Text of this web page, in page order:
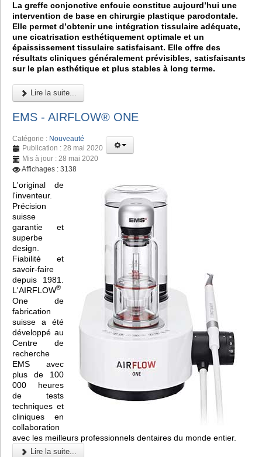
La greffe conjonctive enfouie constitue aujourd’hui une
intervention de base en chirurgie plastique parodontale.
Elle permet d’obtenir une intégration tissulaire adéquate,
une cicatrisation esthétiquement optimale et un
épaississement tissulaire satisfaisant. Elle offre des
résultats cliniques généralement prévisibles, satisfaisants
sur le plan esthétique et plus stables à long terme.
Lire la suite...
EMS - AIRFLOW® ONE
Catégorie : Nouveauté
Publication : 28 mai 2020
Mis à jour : 28 mai 2020
Affichages : 3138
L'original de
l'inventeur.
Précision
suisse
garantie et
superbe
design.
Fiabilité et
savoir-faire
depuis 1981.
L'AIRFLOW®
One de
fabrication
suisse a été
développé au
Centre de
recherche
EMS avec
plus de 100
000 heures
de tests
techniques et
cliniques en
collaboration
avec les meilleurs professionnels dentaires du monde entier.
Lire la suite...